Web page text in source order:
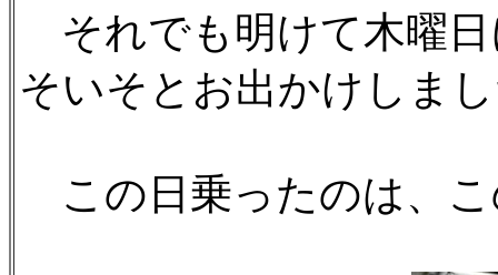
それでも明けて木曜
そいそとお出かけしま
この日乗ったのは、こ